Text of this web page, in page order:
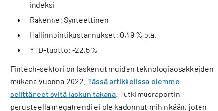
indeksi
Rakenne: Synteettinen
Hallinnointikustannukset: 0,49 % p.a.
YTD-tuotto: -22,5 %
Fintech-sektori on laskenut muiden teknologiaosakkeiden
mukana vuonna 2022. Tässä artikkelissa olemme
selittäneet syitä laskun takana . Tutkimusraportin
perusteella megatrendi ei ole kadonnut mihinkään, joten